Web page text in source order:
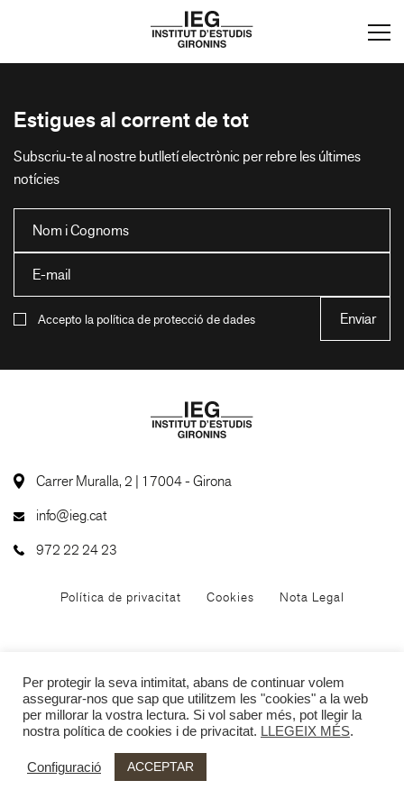
Estigues al corrent de tot
Subscriu-te al nostre butlletí electrònic per rebre les últimes
notícies
Accepto la política de protecció de dades
Carrer Muralla, 2 | 17004 - Girona
info@ieg.cat
972 22 24 23
Política de privacitat Cookies Nota Legal
Per protegir la seva intimitat, abans de continuar volem
assegurar-nos que sap que utilitzem les "cookies" a la web
per millorar la vostra lectura. Si vol saber més, pot llegir la
nostra política de cookies i de privacitat. LLEGEIX MÉS.
Configuració ACCEPTAR